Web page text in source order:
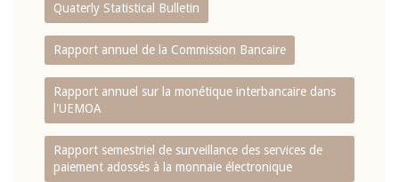
Quaterly Statistical Bulletin
Rapport annuel de la Commission Bancaire
Rapport annuel sur la monétique interbancaire dans
l'UEMOA
Rapport semestriel de surveillance des services de
paiement adossés à la monnaie électronique